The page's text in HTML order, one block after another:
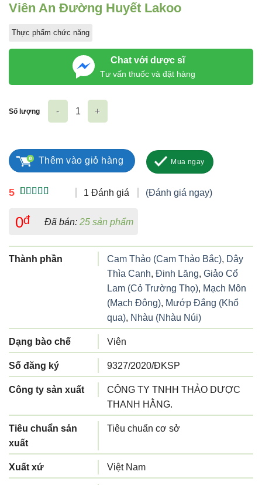
Viên An Đường Huyết Lakoo
Thực phẩm chức năng
Chat với dược sĩ
Tư vấn thuốc và đặt hàng
5
dựa trên
đánh giá
1 Đánh giá (Đánh giá ngay)
0đ Đã bán: 25 sản phẩm
Thành phần Cam Thảo (Cam Thảo Bắc), Dây
Thìa Canh, Đinh Lăng, Giảo Cổ
Lam (Cỏ Trường Thọ), Mạch Môn
(Mạch Đông), Mướp Đắng (Khổ
qua), Nhàu (Nhàu Núi)
Dạng bào chế Viên
Số đăng ký 9327/2020/ĐKSP
Công ty sản xuất
CÔNG TY TNHH THẢO DƯỢC
THANH HẰNG.
Tiêu chuẩn sản
xuất
Tiêu chuẩn cơ sở
Xuất xứ Việt Nam
Số lượng
Thêm vào giỏ hàng Mua ngay